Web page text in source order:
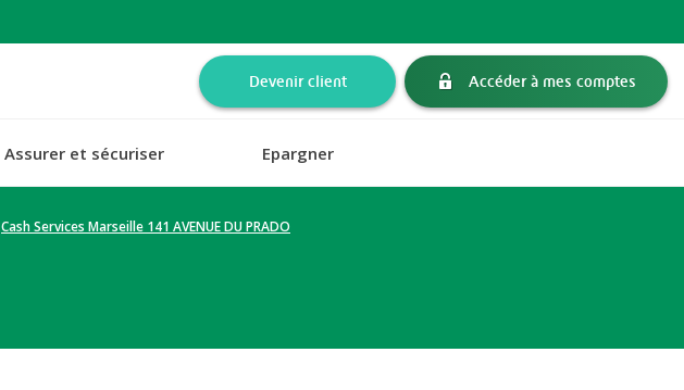
Devenir client Accéder à mes comptes
Assurer et sécuriser Epargner
Cash Services Marseille 141 AVENUE DU PRADO